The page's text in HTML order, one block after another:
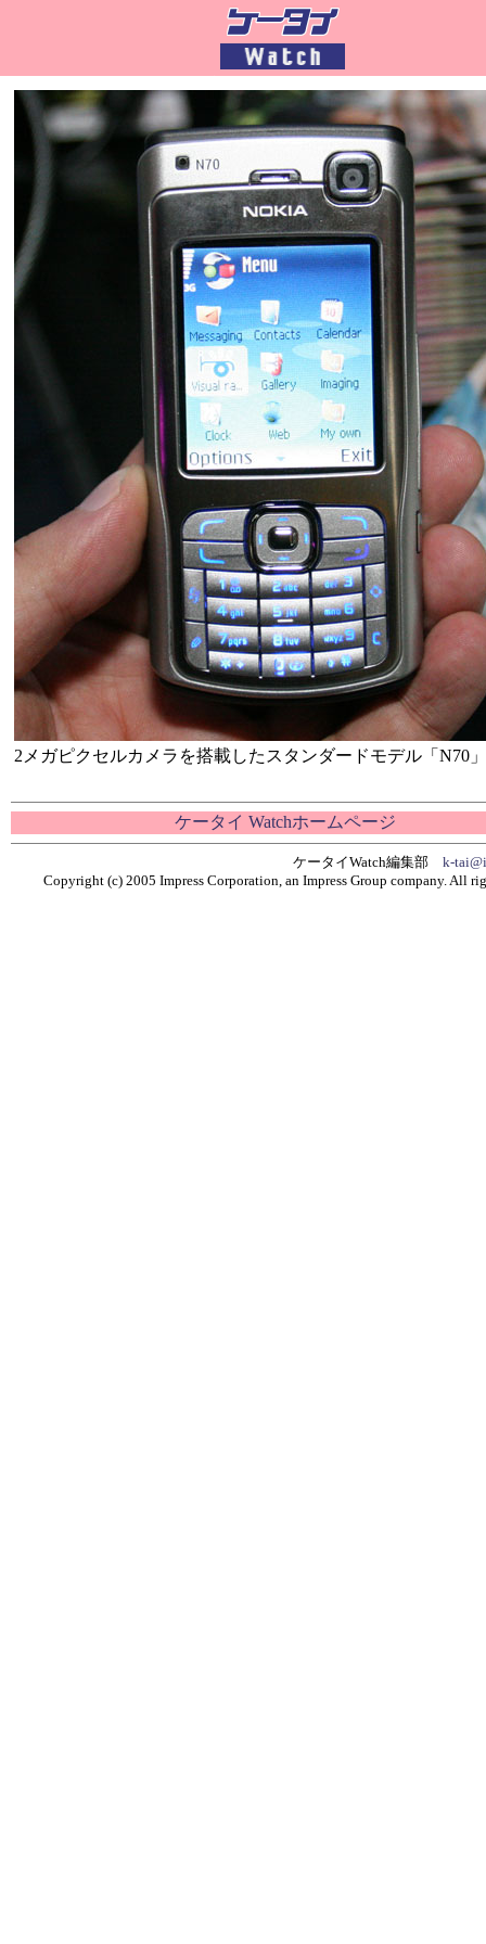
2メガピクセルカメラを搭載したスタンダードモデル「N70」
ケータイ Watchホームページ
ケータイWatch編集部 k-
Copyright (c) 2005 Impress Corporation, an Impress Group company. All